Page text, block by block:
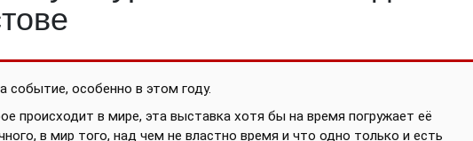
событие, особенно в этом году.
происходит в мире, эта выставка хотя бы на время погружает её
в мир того, над чем не властно время и что одно только и есть